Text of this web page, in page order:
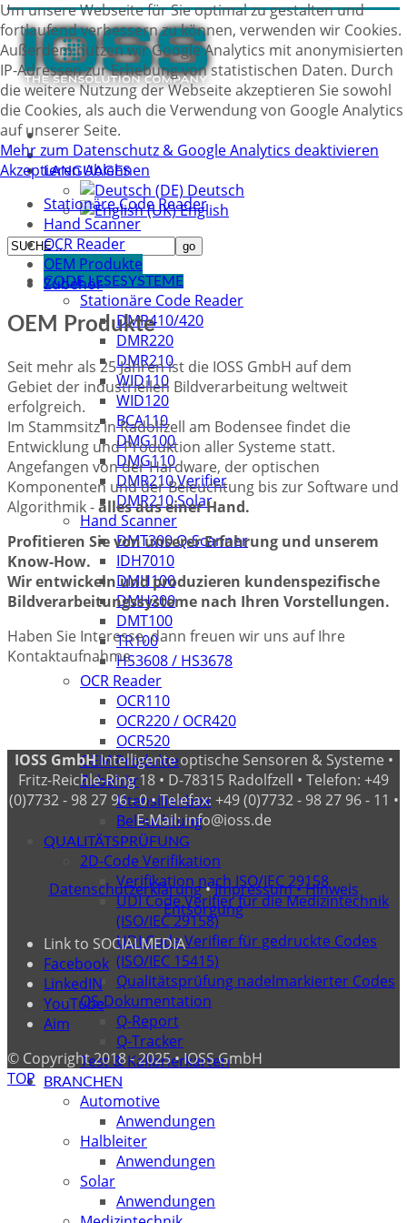
LANGUAGES
Deutsch
English
CODE LESESYSTEME
Stationäre Code Reader
DMR410/420
DMR220
DMR210
WID110
WID120
BCA110
DMG100
DMG110
DMR210 Verifier
DMR210 Solar
Hand Scanner
DMT300 Q-Scanner
IDH7010
DMH100
DMH200
DMT100
TR100
HS3608 / HS3678
OCR Reader
OCR110
OCR220 / OCR420
OCR520
OEM Produkte
Zubehör
Utensilienbox
Beleuchtung
QUALITÄTSPRÜFUNG
2D-Code Verifikation
Verifikation nach ISO/IEC 29158
UDI Code Verifier für die Medizintechnik
(ISO/IEC 29158)
UDI Code Verifier für gedruckte Codes
(ISO/IEC 15415)
Qualitätsprüfung nadelmarkierter Codes
QS-Dokumentation
Q-Report
Q-Tracker
Test & Kalibrierkarten
BRANCHEN
Automotive
Anwendungen
Halbleiter
Anwendungen
Solar
Anwendungen
Stationäre Code Reader
Hand Scanner
OCR Reader
OEM Produkte
Zubehör
OEM Produkte
Seit mehr als 25 Jahren ist die IOSS GmbH auf dem
Gebiet der industriellen Bildverarbeitung weltweit
erfolgreich.
Im Stammsitz in Radolfzell am Bodensee findet die
Entwicklung und Produktion aller Systeme statt.
Angefangen von der Hardware, der optischen
Komponenten und der Beleuchtung bis zur Software und
Algorithmik -alles aus einer Hand.
Profitieren Sie von unserer Erfahrung und unserem
Know-How.
Wir entwickeln und produzieren kundenspezifische
Bildverarbeitungssysteme nach Ihren Vorstellungen.
Haben Sie Interesse, dann freuen wir uns auf Ihre
Kontaktaufnahme.
IOSS GmbHIntelligente optische Sensoren & Systeme •
Fritz-Reichle-Ring 18 • D-78315 Radolfzell • Telefon: +49
(0)7732 - 98 27 96 - 0 • Telefax: +49 (0)7732 - 98 27 96 - 11 •
E-Mail: info@ioss.de
Datenschutzerklärung•Impressum •Hinweis
Entsorgung
Link to SOCIALMEDIA
Facebook
LinkedIN
YouTube
Aim
© Copyright 2018 - 2025 • IOSS GmbH
TOP
Um unsere Webseite für Sie optimal zu gestalten und
fortlaufend verbessern zu können, verwenden wir Cookies.
Außerdem nutzen wir Google Analytics mit anonymisierten
IP-Adressen zur Erhebung von statistischen Daten. Durch
die weitere Nutzung der Webseite akzeptieren Sie sowohl
die Cookies, als auch die Verwendung von Google Analytics
auf unserer Seite.
Mehr zum Datenschutz & Google Analytics deaktivieren
AkzeptierenAblehnen